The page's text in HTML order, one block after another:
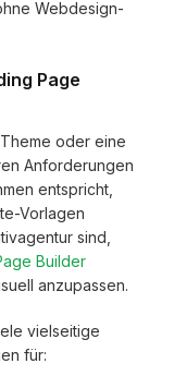
Webdesign-
Page
oder eine
Anforderungen
entspricht,
Vorlagen
sind,
Builder
anzupassen.
vielseitige
für: